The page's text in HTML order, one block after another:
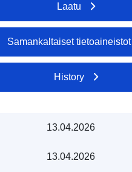
Laatu
Samankaltaiset tietoaineistot
History
13.04.2026
13.04.2026